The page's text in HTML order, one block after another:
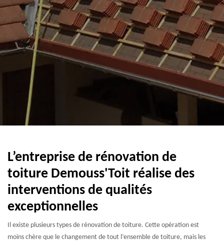
L’entreprise de rénovation de
toiture Demouss'Toit réalise des
interventions de qualités
exceptionnelles
Il existe plusieurs types de rénovation de toiture. Cette opération est
moins chère que le changement de tout l’ensemble de toiture, mais les